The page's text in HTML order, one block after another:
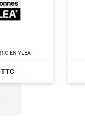
YLEA